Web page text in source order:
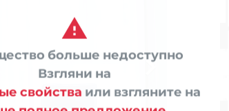


больше недоступно
Взгляни на
свойства или взгляните на